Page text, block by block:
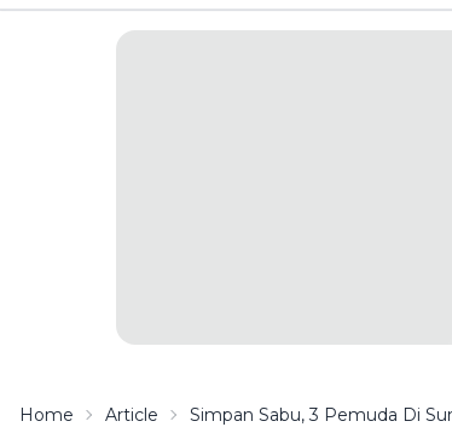
Home Article Simpan Sabu, 3 Pemuda Di